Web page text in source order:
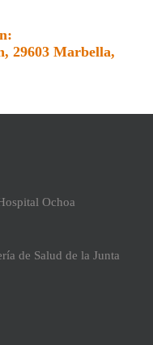
29603 Marbella,
Ochoa
de Salud de la Junta